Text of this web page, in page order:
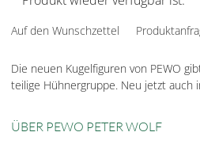
Auf den Wunschzettel
Die neuen Kugelfiguren von PEWO
teilige Hühnergruppe. Neu jetzt auch
ÜBER PEWO PETER WOLF